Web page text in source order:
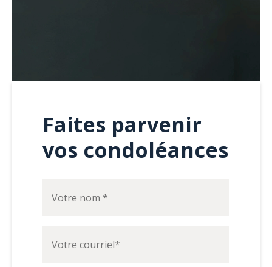
Faites parvenir
vos condoléances